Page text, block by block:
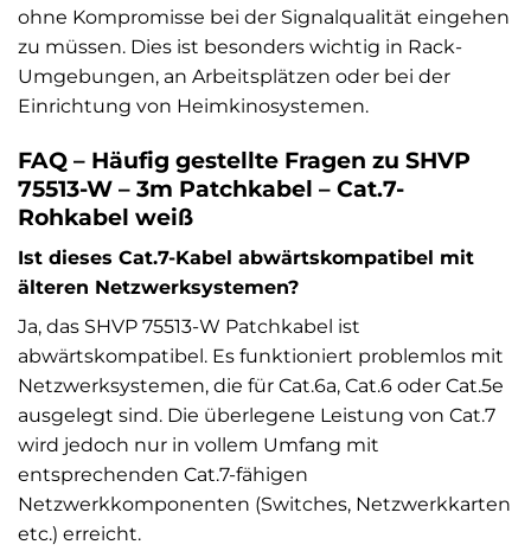
ohne Kompromisse bei der Signalqualität eingehen
zu müssen. Dies ist besonders wichtig in Rack-
Umgebungen, an Arbeitsplätzen oder bei der
Einrichtung von Heimkinosystemen.
FAQ – Häufig gestellte Fragen zu SHVP
75513-W – 3m Patchkabel – Cat.7-
Rohkabel weiß
Ist dieses Cat.7-Kabel abwärtskompatibel mit
älteren Netzwerksystemen?
Ja, das SHVP 75513-W Patchkabel ist
abwärtskompatibel. Es funktioniert problemlos mit
Netzwerksystemen, die für Cat.6a, Cat.6 oder Cat.5e
ausgelegt sind. Die überlegene Leistung von Cat.7
wird jedoch nur in vollem Umfang mit
entsprechenden Cat.7-fähigen
Netzwerkkomponenten (Switches, Netzwerkkarten
etc.) erreicht.